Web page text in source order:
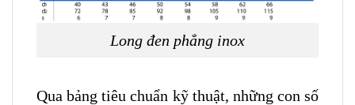
Long đen phẳng inox
Qua bảng tiêu chuẩn kỹ thuật, những con số